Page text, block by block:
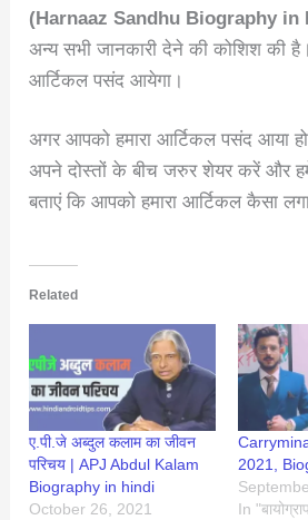
(Harnaaz Sandhu Biography in
अन्य सभी जानकारी देने की कोशिश की
आर्टिकल पसंद आयेगा।
अगर आपको हमारा आर्टिकल पसंद आया
अपने दोस्तों के बीच जरुर शेयर करें और
बताएं कि आपको हमारा आर्टिकल कैसा
Related
ए.पी.जे अब्दुल कलाम का जीवन
परिचय | APJ Abdul Kalam
Biography in hindi
October 26, 2021
2021,
In